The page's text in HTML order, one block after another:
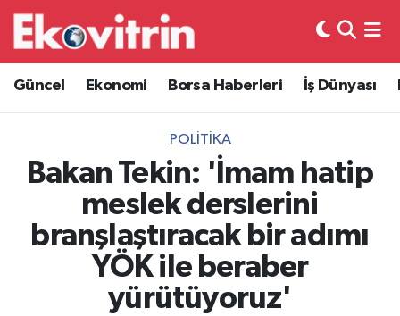
Güncel Ekonomi Borsa Haberleri İş Dünyası
POLITIKA
Bakan Tekin: 'İmam hatip
meslek derslerini
branşlaştıracak bir adımı
YÖK ile beraber
yürütüyoruz'
Güncel
Ekonomi
Borsa Haberleri
İş Dünyası
Lojistik
Otovitrin
Hava Durumu
Trafik Durumu
Süper Lig Puan Durumu ve Fikstür
Tüm Manşetler
Son Dakika Haberleri
Haber Arşivi